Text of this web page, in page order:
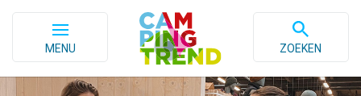
MENU ZOEKEN